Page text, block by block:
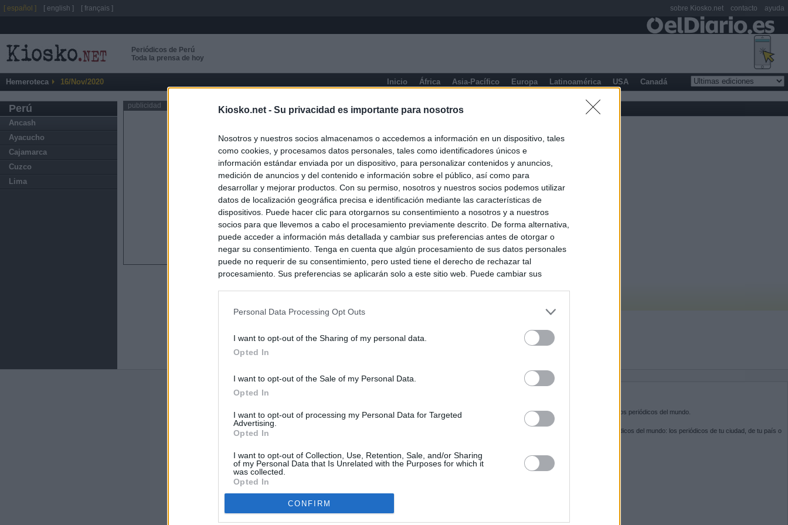
Kiosko.net - Su privacidad es importante para nosotros
Nosotros y nuestros socios almacenamos o accedemos a información en un dispositivo, tales
como cookies, y procesamos datos personales, tales como identificadores únicos e
información estándar enviada por un dispositivo, para personalizar contenidos y anuncios,
medición de anuncios y del contenido e información sobre el público, así como para
desarrollar y mejorar productos. Con su permiso, nosotros y nuestros socios podemos utilizar
datos de localización geográfica precisa e identificación mediante las características de
dispositivos. Puede hacer clic para otorgarnos su consentimiento a nosotros y a nuestros
socios para que llevemos a cabo el procesamiento previamente descrito. De forma alternativa,
puede acceder a información más detallada y cambiar sus preferencias antes de otorgar o
negar su consentimiento. Tenga en cuenta que algún procesamiento de sus datos personales
puede no requerir de su consentimiento, pero usted tiene el derecho de rechazar tal
procesamiento. Sus preferencias se aplicarán solo a este sitio web. Puede cambiar sus
Personal Data Processing Opt Outs
I want to opt-out of the Sharing of my personal data.
Opted In
I want to opt-out of the Sale of my Personal Data.
Opted In
I want to opt-out of processing my Personal Data for Targeted
Advertising.
Opted In
I want to opt-out of Collection, Use, Retention, Sale, and/or Sharing
of my Personal Data that Is Unrelated with the Purposes for which it
was collected.
Opted In
CONFIRM
Periódicos de Perú
Toda la prensa de hoy
Hemeroteca 16/Nov/2020 Inicio África Asia-Pacífico Europa Latinoamérica USA Canadá
Perú
Ancash
Ayacucho
Cajamarca
Cuzco
Lima
publicidad Ayacucho
Últimas noticias
El uso personal de Ayuso de las instituciones de la Comunidad de Madrid
hace un año cuando no logró venderlo
Sánchez se planta con Meloni y entra al choque con Italia tras calmar al resto de
Kiosko.netes la puerta de entrada a los periódicos del mundo.
Navega por las portadas de los periódicos del mundo: los periódicos de tu ciudad, de tu país o
SÍGUENOS
[ español ] [ english ] [ français ] sobre Kiosko.net contacto ayuda